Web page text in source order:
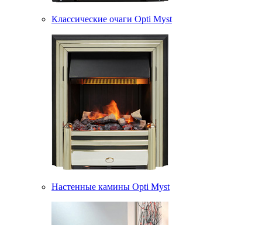
Классические очаги Opti Myst
Настенные камины Opti Myst